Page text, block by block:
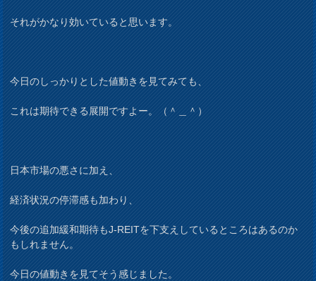
それがかなり効いていると思います。
今日のしっかりとした値動きを見てみても、
これは期待できる展開ですよー。（＾＿＾）
日本市場の悪さに加え、
経済状況の停滞感も加わり、
今後の追加緩和期待もJ-REITを下支えしているところはあるのか
もしれません。
今日の値動きを見てそう感じました。